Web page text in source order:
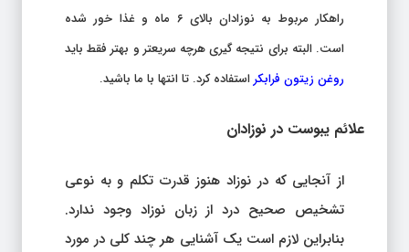
راهکار مربوط به نوزادان بالای ۶ ماه و غذا خور شده
است. البته برای نتیجه گیری هرچه سریعتر و بهتر فقط باید
روغن زیتون فرابکراستفاده کرد. تا انتها با ما باشید.
علائم یبوست در نوزادان
از آنجایی که در نوزاد هنوز قدرت تکلم و به نوعی
تشخیص صحیح درد از زبان نوزاد وجود ندارد.
بنابراین لازم است یک آشنایی هر چند کلی در مورد